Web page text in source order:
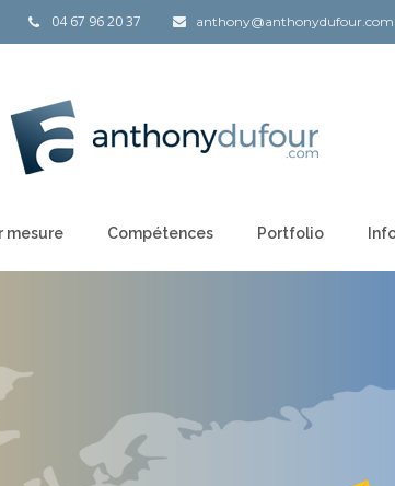
04 67 96 20 37 anthony@anthonydufour.com
mesure Compétences Portfolio